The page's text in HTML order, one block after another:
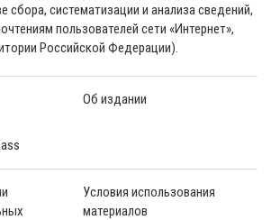
сбора, систематизации и анализа сведений,
пользователей сети «Интернет»,
Российской Федерации).
Об издании
Условия использования
материалов